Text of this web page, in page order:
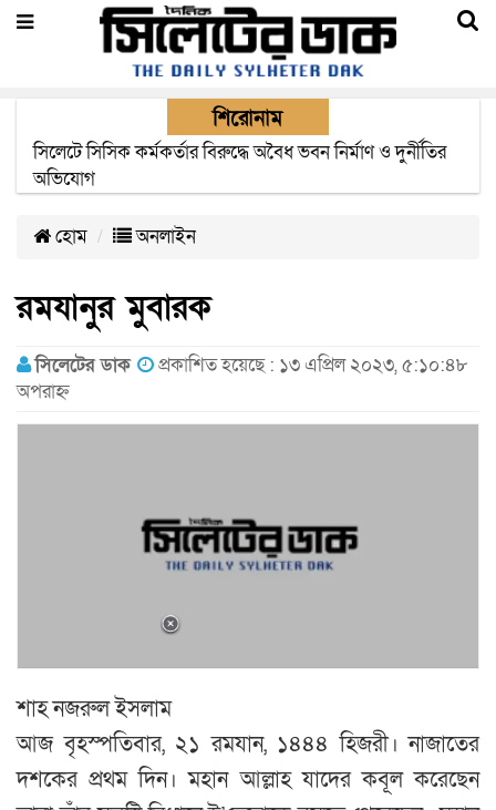
শিরোনাম
২২ ঘণ্টা পর ত্রুটি সেরে জেদ্দার উদ্দেশ্যে ছাড়লো বিমানের ফ্লাইট
হোম অনলাইন
রমযানুর মুবারক
সিলেটের ডাক
প্রকাশিত হয়েছে : ১৩ এপ্রিল ২০২৩, ৫:১০:৪৮
অপরাহ্ন
শাহ নজরুল ইসলাম
আজ বৃহস্পতিবার, ২১ রমযান, ১৪৪৪ হিজরী। নাজাতের
দশকের প্রথম দিন। মহান আল্লাহ যাদের কবূল করেছেন